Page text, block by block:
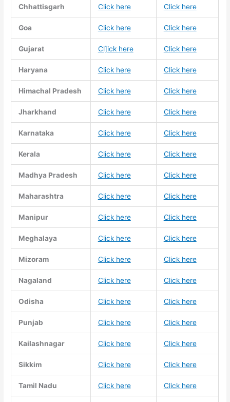
Chhattisgarh Click here Click here
Goa Click here Click here
Gujarat Cl]ick here Click here
Haryana Click here Click here
Himachal Pradesh Click here Click here
Jharkhand Click here Click here
Karnataka Click here Click here
Kerala Click here Click here
Madhya Pradesh Click here Click here
Maharashtra Click here Click here
Manipur Click here Click here
Meghalaya Click here Click here
Mizoram Click here Click here
Nagaland Click here Click here
Odisha Click here Click here
Punjab Click here Click here
Kailashnagar Click here Click here
Sikkim Click here Click here
Tamil Nadu Click here Click here